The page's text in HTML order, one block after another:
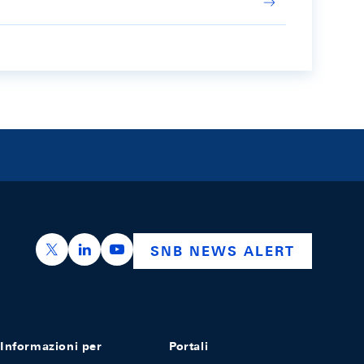
https://x.com/snb_bns
https://ch.linkedin.com/company/swiss-
https://www.youtube.com/
SNB NEWS ALERT
Informazioni per Portali